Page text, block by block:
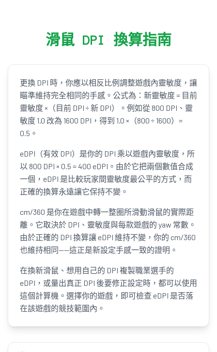
滑鼠 DPI 換算指南
更換 DPI 時，你應以相反比例調整遊戲內靈敏度，讓
瞄準維持完全相同的手感。公式為：新靈敏度 = 目前
靈敏度 ×（目前 DPI ÷ 新 DPI）。例如從 800 DPI、靈
敏度 1.0 改為 1600 DPI，得到 1.0 ×（800 ÷ 1600）=
0.5。
eDPI（有效 DPI）是你的 DPI 乘以遊戲內靈敏度，所
以 800 DPI × 0.5 = 400 eDPI。由於它把兩個數值合成
一個，eDPI 是比較玩家間靈敏度最公平的方式，而
正確的換算永遠讓它保持不變。
cm/360 是你在遊戲中轉一整圈所滑動滑鼠的實際距
離。它取決於 DPI、靈敏度與每款遊戲的 yaw 常數。
由於正確的 DPI 換算讓 eDPI 維持不變，你的 cm/360
也維持相同——這正是新設定手感一致的證明。
在換新滑鼠、想用自己的 DPI 複製職業選手的
eDPI，或量出真正 DPI 後要修正設定時，都可以使用
這個計算機。選擇你的遊戲，即可檢查 eDPI 是否落
在該遊戲的競技範圍內。